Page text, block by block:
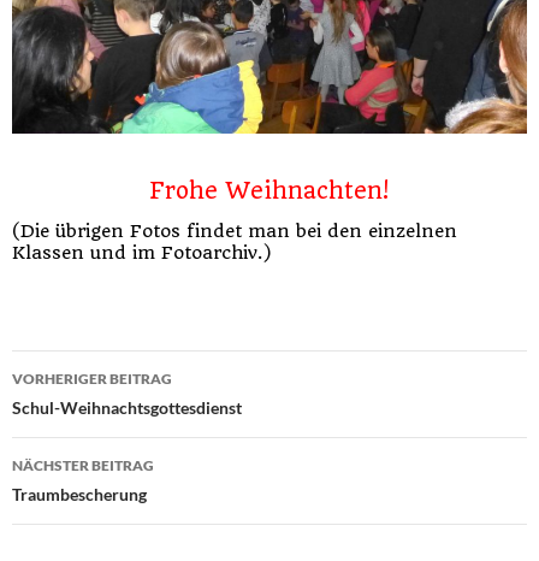
Frohe Weihnachten!
(Die übrigen Fotos findet man bei den einzelnen
Klassen und im Fotoarchiv.)
Beitragsnavigation
VORHERIGER BEITRAG
Schul-Weihnachtsgottesdienst
NÄCHSTER BEITRAG
Traumbescherung